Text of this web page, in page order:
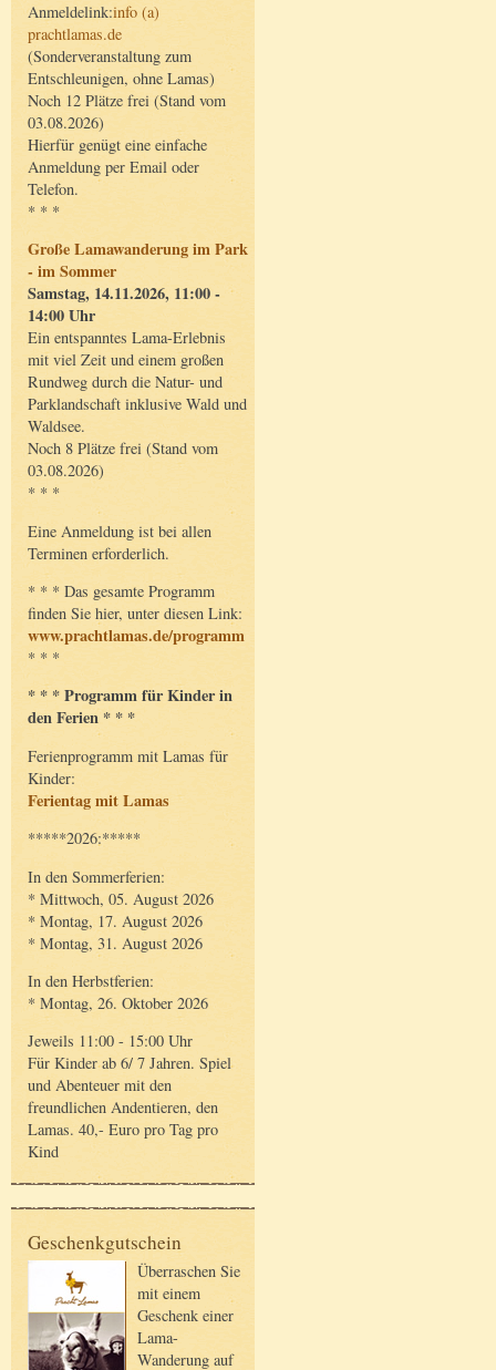
Anmeldelink:info (a)
prachtlamas.de
(Sonderveranstaltung zum
Entschleunigen, ohne Lamas)
Noch 12 Plätze frei (Stand vom
03.08.2026)
Hierfür genügt eine einfache
Anmeldung per Email oder
Telefon.
* * *
Große Lamawanderung im Park
- im Sommer
Samstag, 14.11.2026, 11:00 -
14:00 Uhr
Ein entspanntes Lama-Erlebnis
mit viel Zeit und einem großen
Rundweg durch die Natur- und
Parklandschaft inklusive Wald und
Waldsee.
Noch 8 Plätze frei (Stand vom
03.08.2026)
* * *
Eine Anmeldung ist bei allen
Terminen erforderlich.
* * * Das gesamte Programm
finden Sie hier, unter diesen Link:
www.prachtlamas.de/programm
* * *
* * * Programm für Kinder in
den Ferien * * *
Ferienprogramm mit Lamas für
Kinder:
Ferientag mit Lamas
*****2026:*****
In den Sommerferien:
* Mittwoch, 05. August 2026
* Montag, 17. August 2026
* Montag, 31. August 2026
In den Herbstferien:
* Montag, 26. Oktober 2026
Jeweils 11:00 - 15:00 Uhr
Für Kinder ab 6/ 7 Jahren. Spiel
und Abenteuer mit den
freundlichen Andentieren, den
Lamas. 40,- Euro pro Tag pro
Kind
Geschenkgutschein
Überraschen Sie
mit einem
Geschenk einer
Lama-
Wanderung auf